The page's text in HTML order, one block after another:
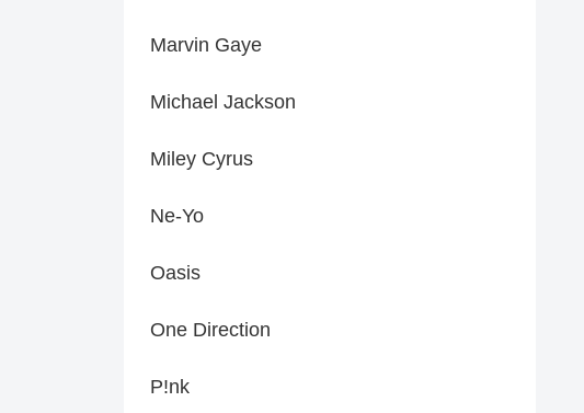
Marvin Gaye
Michael Jackson
Miley Cyrus
Ne-Yo
Oasis
One Direction
P!nk